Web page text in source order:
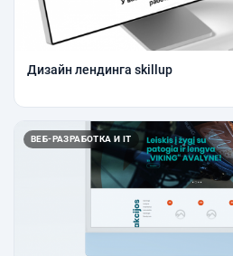
Дизайн лендинга skillup
ВЕБ-РАЗРАБОТКА И IT